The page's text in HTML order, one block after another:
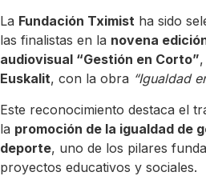
La Fundación Tximist ha sido
las finalistas en la novena
audiovisual “Gestión en Corto”
Euskalit, con la obra “Igualdad
Este reconocimiento destaca el
la promoción de la igualdad de
deporte, uno de los pilares
proyectos educativos y sociales.